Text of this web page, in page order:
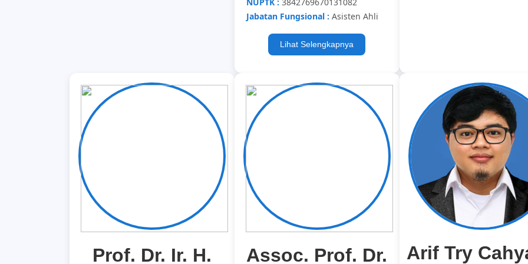
Jabatan Fungsional : Asisten Ahli
Lihat Selengkapnya
Prof. Dr. Ir. H. Assoc. Prof. Dr. Arif Try